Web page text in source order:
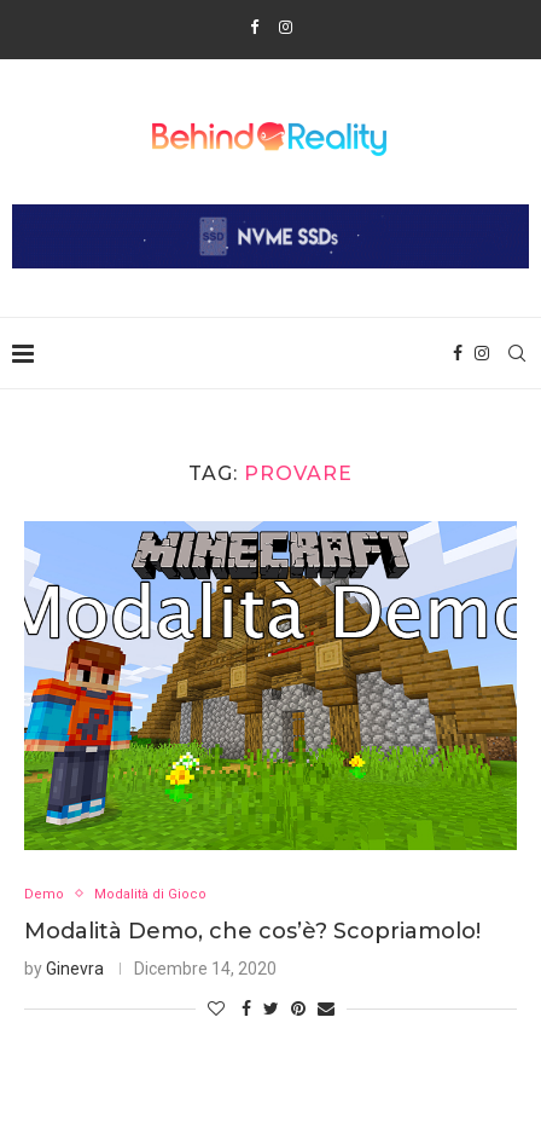
TAG: PROVARE
Demo Modalità di Gioco
Modalità Demo, che cos’è? Scopriamolo!
byGinevra Dicembre 14, 2020